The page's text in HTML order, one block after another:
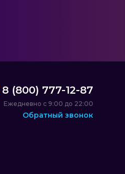
8 (800) 777-12-87
Ежедневно с 9:00 до 22:00
Обратный звонок